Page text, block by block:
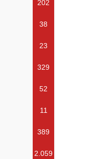
202
38
23
329
52
11
389
2.059